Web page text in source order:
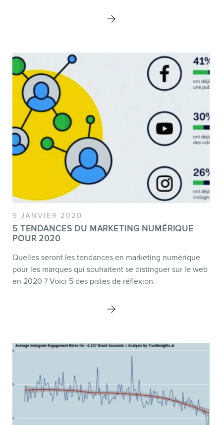
9 JANVIER 2020
5 TENDANCES DU MARKETING NUMÉRIQUE
POUR 2020
Quelles seront les tendances en marketing numérique
pour les marques qui souhaitent se distinguer sur le web
en 2020 ? Voici 5 des pistes de réflexion.